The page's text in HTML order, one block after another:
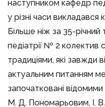
наступником кафедр
у різні часи викладався
Більше ніж за 35-
педіатрії № 2 колектив
традиціями, які завжди
актуальним питанням
започатковані
М. Д. Пономарьовим, І.